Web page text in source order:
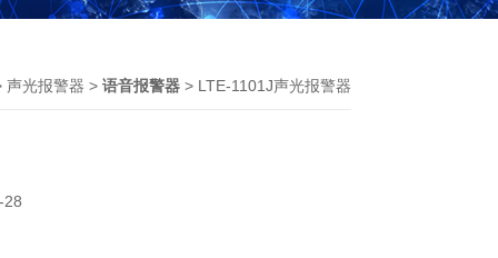
声光报警器 > 语音报警器 > LTE-1101J声光报警器
28